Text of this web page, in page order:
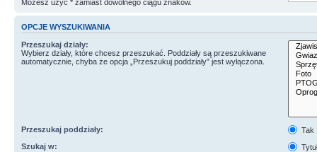
Możesz użyć * zamiast dowolnego ciągu znaków.
OPCJE WYSZUKIWANIA
Przeszukaj działy:
Wybierz działy, które chcesz przeszukać. Poddziały są przeszukiwane
automatycznie, chyba że opcja „Przeszukuj poddziały” jest wyłączona.
Przeszukaj poddziały:
Tak
Szukaj w: